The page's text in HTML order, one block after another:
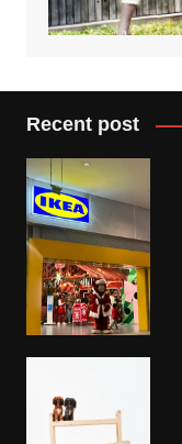
Recent post